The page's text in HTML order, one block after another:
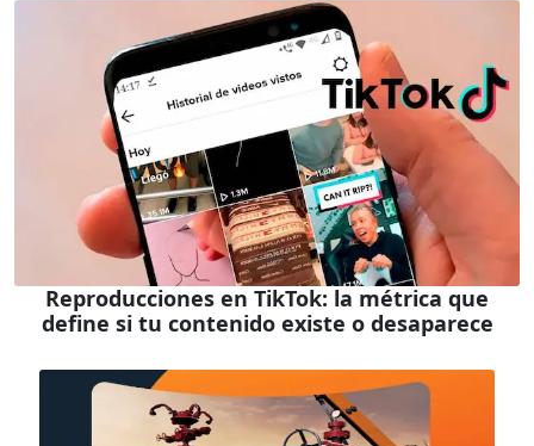
Reproducciones en TikTok: la métrica que
define si tu contenido existe o desaparece